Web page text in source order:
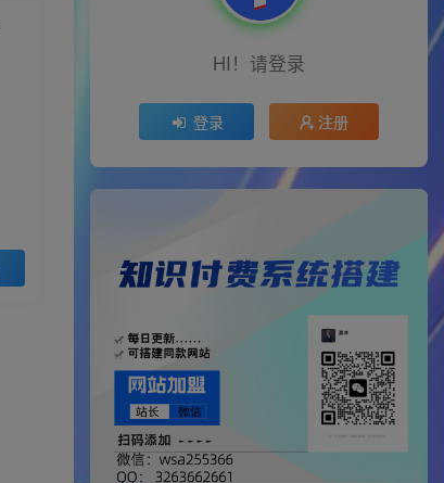
HI！请登录
登录 注册